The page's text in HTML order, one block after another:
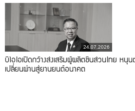
24.07.2026
บีโอไอเปิดกว้างส่งเสริมผู้ผลิตชิ้นส่วนไทย หนุ
เปลี่ยนผ่านสู่ยานยนต์อนาคต